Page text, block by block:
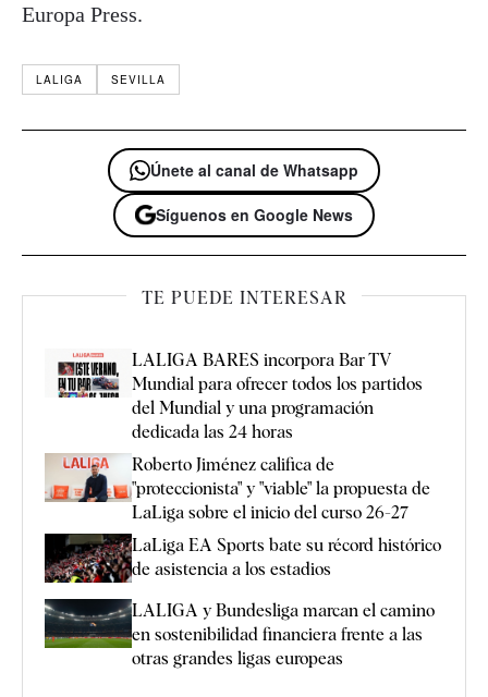
Europa Press.
LALIGA SEVILLA
Únete al canal de Whatsapp
Síguenos en Google News
TE PUEDE INTERESAR
LALIGA BARES incorpora Bar TV
Mundial para ofrecer todos los partidos
del Mundial y una programación
dedicada las 24 horas
Roberto Jiménez califica de
"proteccionista" y "viable" la propuesta de
LaLiga sobre el inicio del curso 26-27
LaLiga EA Sports bate su récord histórico
de asistencia a los estadios
LALIGA y Bundesliga marcan el camino
en sostenibilidad financiera frente a las
otras grandes ligas europeas